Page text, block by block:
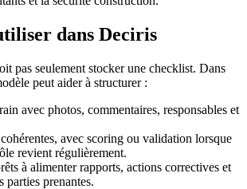
dans Deciris
pas seulement stocker une checklist. Dans
peut aider à structurer :
avec photos, commentaires, responsables et
avec scoring ou validation lorsque
revient régulièrement.
à alimenter rapports, actions correctives et
parties prenantes.